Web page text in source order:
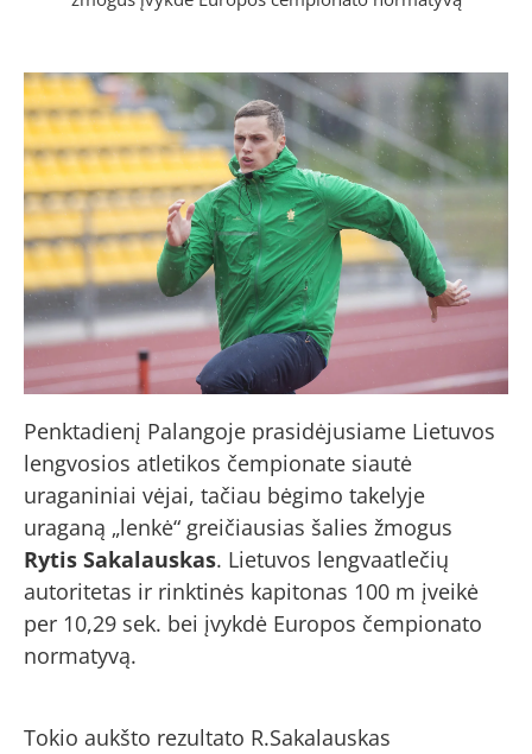
Penktadienį Palangoje prasidėjusiame Lietuvos
lengvosios atletikos čempionate siautė
uraganiniai vėjai, tačiau bėgimo takelyje
uraganą „lenkė“ greičiausias šalies žmogus
Rytis Sakalauskas. Lietuvos lengvaatlečių
autoritetas ir rinktinės kapitonas 100 m įveikė
per 10,29 sek. bei įvykdė Europos čempionato
normatyvą.
Tokio aukšto rezultato R.Sakalauskas